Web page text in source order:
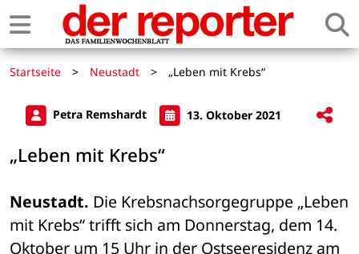
Startseite > Neustadt > „Leben mit Krebs“
Petra Remshardt 13. Oktober 2021
„Leben mit Krebs“
Neustadt. Die Krebsnachsorgegruppe „Leben
mit Krebs“ trifft sich am Donnerstag, dem 14.
Oktober um 15 Uhr in der Ostseeresidenz am